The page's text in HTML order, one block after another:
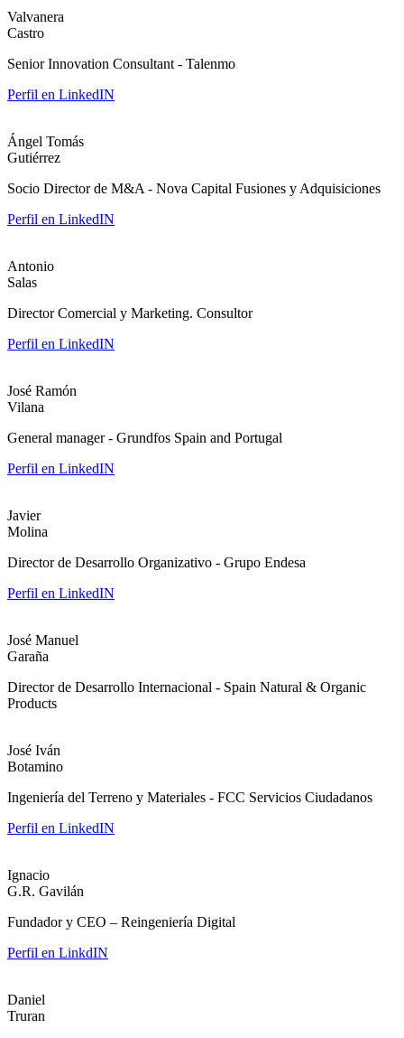
Valvanera
Castro
Senior Innovation Consultant - Talenmo
Perfil en LinkedIN
Ángel Tomás
Gutiérrez
Socio Director de M&A - Nova Capital Fusiones y Adquisiciones
Perfil en LinkedIN
Antonio
Salas
Director Comercial y Marketing. Consultor
Perfil en LinkedIN
José Ramón
Vilana
General manager - Grundfos Spain and Portugal
Perfil en LinkedIN
Javier
Molina
Director de Desarrollo Organizativo - Grupo Endesa
Perfil en LinkedIN
José Manuel
Garaña
Director de Desarrollo Internacional - Spain Natural & Organic
Products
José Iván
Botamino
Ingeniería del Terreno y Materiales - FCC Servicios Ciudadanos
Perfil en LinkedIN
Ignacio
G.R. Gavilán
Fundador y CEO – Reingeniería Digital
Perfil en LinkdIN
Daniel
Truran